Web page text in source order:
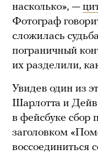
насколько», —
Фотограф
сложилась
пограничный
их разделили,
Увидев один из
Шарлотта и
в фейсбуке сбор
заголовком
воссоединиться